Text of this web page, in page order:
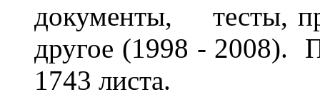
документы, тесты,
другое (1998 - 2008).
1743 листа.